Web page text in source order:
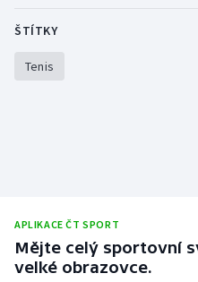
ŠTÍTKY
Tenis
APLIKACE ČT SPORT
Mějte celý sportovní
velké obrazovce.